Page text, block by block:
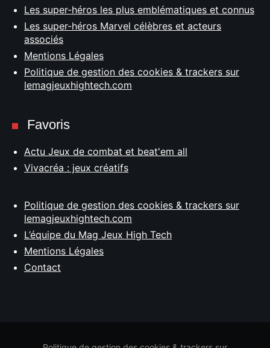
Les super-héros les plus emblématiques et connus
Les super-héros Marvel célèbres et acteurs
associés
Mentions Légales
Politique de gestion des cookies & trackers sur
lemagjeuxhightech.com
Favoris
Actu Jeux de combat et beat'em all
Vivacréa : jeux créatifs
Politique de gestion des cookies & trackers sur
lemagjeuxhightech.com
L’équipe du Mag Jeux High Tech
Mentions Légales
Contact